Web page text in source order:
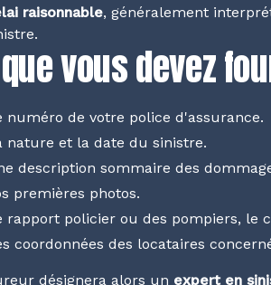
raisonnable, généralement
vous devez
numéro de votre police d'assurance.
nature et la date du sinistre.
description sommaire des
premières photos.
rapport policier ou des pompiers, le
coordonnées des locataires
désignera alors un expert en